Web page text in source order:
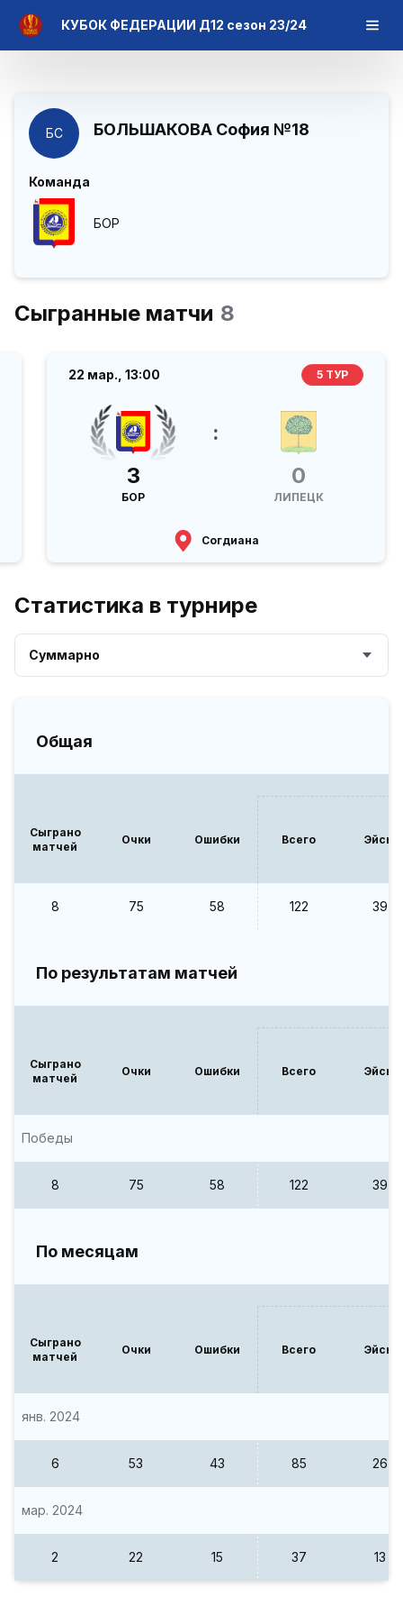
КУБОК ФЕДЕРАЦИИ Д12 сезон 23/24
БС БОЛЬШАКОВА София №18
Команда
БОР
Сыгранные матчи 8
22 мар., 13:00 5 ТУР
3
БОР
:
0
ЛИПЕЦК
Согдиана
Статистика в турнире
Суммарно
Общая
Сыграно
матчей
Очки Ошибки Всего Эйсы
8 75 58 122 39
По результатам матчей
Сыграно
матчей
Очки Ошибки Всего Эйсы
Победы
8 75 58 122 39
По месяцам
Сыграно
матчей
Очки Ошибки Всего Эйсы
янв. 2024
6 53 43 85 26
мар. 2024
2 22 15 37 13